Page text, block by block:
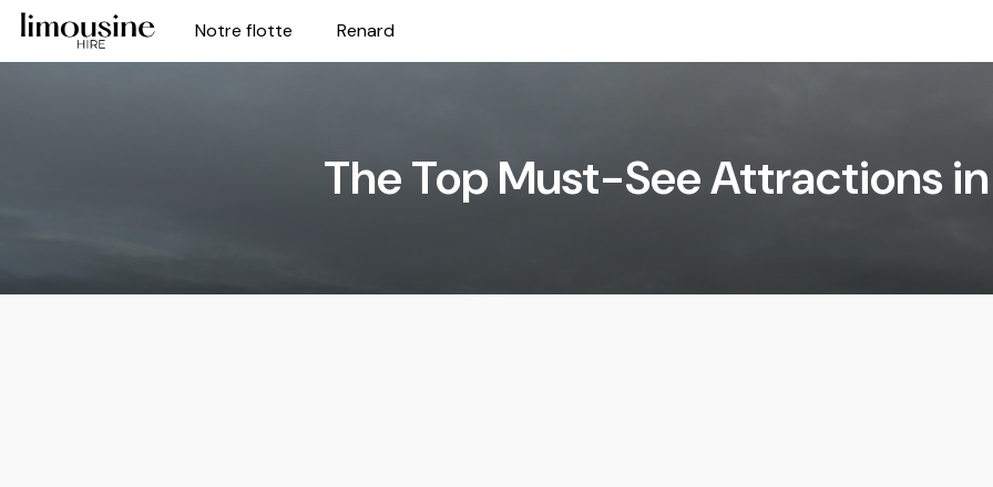
Notre flotte Renard
The Top Must-See Attractions